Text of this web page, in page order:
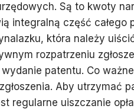
Są to kwoty
integralną część całego
która należy
rozpatrzeniu
patentu. Co
Aby utrzymać
regularne uiszczanie